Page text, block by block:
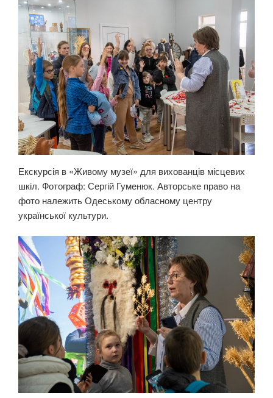
Екскурсія в «Живому музеї» для вихованців місцевих
шкіл. Фотограф: Сергій Гуменюк. Авторське право на
фото належить Одеському обласному центру
української культури.